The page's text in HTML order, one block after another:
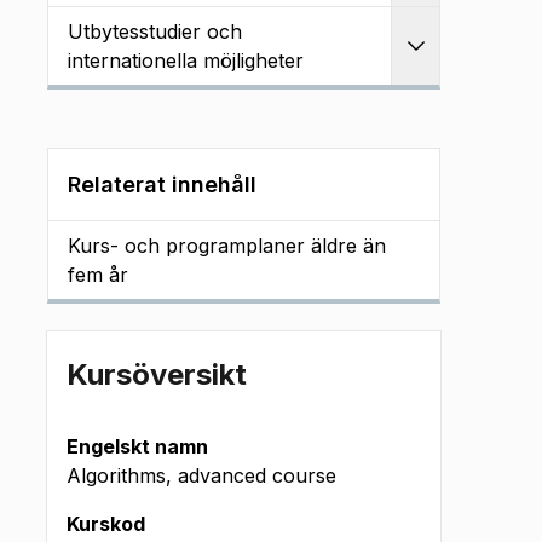
Utbytesstudier och
internationella möjligheter
Relaterat innehåll
Kurs- och programplaner äldre än
fem år
Kursöversikt
Engelskt namn
Algorithms, advanced course
Kurskod